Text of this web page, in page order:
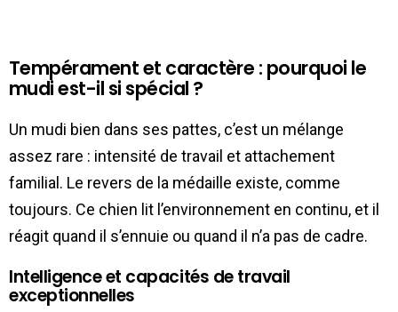
Tempérament et caractère : pourquoi le
mudi est-il si spécial ?
Un mudi bien dans ses pattes, c’est un mélange
assez rare : intensité de travail et attachement
familial. Le revers de la médaille existe, comme
toujours. Ce chien lit l’environnement en continu, et il
réagit quand il s’ennuie ou quand il n’a pas de cadre.
Intelligence et capacités de travail
exceptionnelles